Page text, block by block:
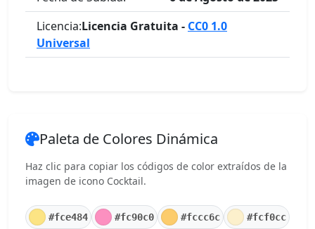
Licencia:Licencia Gratuita - CC0 1.0
Universal
Paleta de Colores Dinámica
Haz clic para copiar los códigos de color extraídos de la
imagen de icono Cocktail.
#fce484 #fc90c0 #fccc6c #fcf0cc